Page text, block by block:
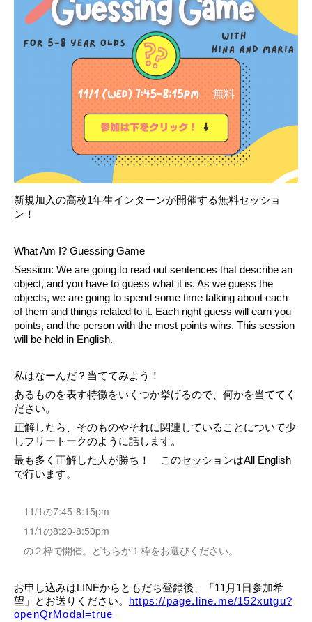
新規加入の高校1年生インターンが開催する無料セッショ
ン！
What Am I? Guessing Game
Session: We are going to read out sentences that describe an
object, and you have to guess what it is. As we guess the
objects, we are going to spend some time talking about each
of them and things related to it. Each right guess will earn you
points, and the person with the most points wins. This session
will be held in English.
私はなーんだ？当ててみよう！
あるものを表す特徴をいくつか挙げるので、何かを当ててく
ださい。
正解したら、そのものやそれに関連していることについて少
しフリートークのように話します。
最も多く正解した人が勝ち！　このセッションはAll English
で行います。
11/1の7:45-8:15pm
11/1 の8:20-8:50pm
の２枠で開催。どちらか１枠をお選びください。
お申し込みはLINEからともだち登録後、「11月1日参加希
望」とお送りください。
https://page.line.me/152xutgu?
openQrModal=true